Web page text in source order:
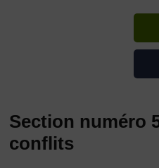
Section numéro
conflits